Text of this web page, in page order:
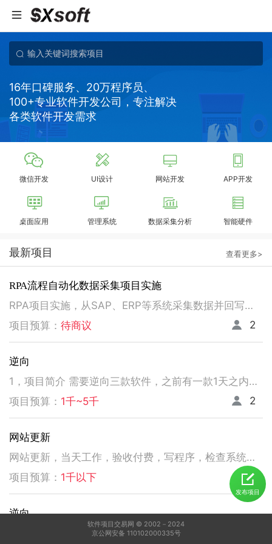
16年口碑服务、20万程序员、
100+专业软件开发公司，专注解决
各类软件开发需求
微信开发 UI设计 网站开发 APP开发
桌面应用 管理系统 数据采集分析 智能硬件
最新项目 查看更多>
RPA流程自动化数据采集项目实施
RPA项目实施，从SAP、ERP等系统采集数据并回写。请注意以下要求，不符合者请勿扰！ 1、熟悉掌握国内主流RPA设计实施，如弘玑、来也、艺赛旗等产品； 2、有大中型企业RPA流程设计、实施项目经验； 3、非远程、需要现场实施！！！！！！！
项目预算： 待商议 2
逆向
1，项目简介 需要逆向三款软件，之前有一款1天之内有人已经逆向出来，交付给我了。 2，功能需求 逆向出来后，不做任何功能改变，做加密授权就可以了三、人员要求 3，人员要求 精通逆向，做事速度快。不拖延项目进度，能保持实时交流，按时交付。 平台功能可正常使用，无明显bug。 提供项目源码
项目预算： 1千~5千 2
网站更新
网站更新，当天工作，验收付费，写程序，检查系统，更新资料库，按发现问题及时处理，写新的广州话A l软件
项目预算： 1千以下 5
逆向
发布项目
软件项目交易网 © 2002－2024
京公网安备 110102000335号